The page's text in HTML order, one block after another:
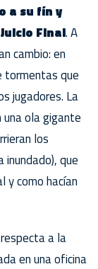
a su fín y
Final. A
cambio: en
tormentas que
jugadores. La
ola gigante
los
que
y como hacían
a la
en una oficina